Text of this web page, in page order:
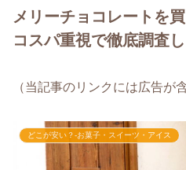
メリーチョコレートを
コスパ重視で徹底調査
（当記事のリンクには広告が
どこが安い？-お菓子・スイーツ・アイス